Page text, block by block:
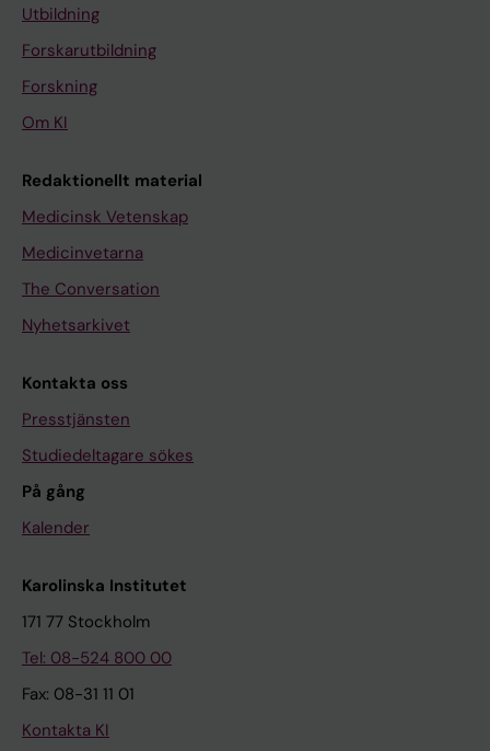
Utbildning
Forskarutbildning
Forskning
Om KI
Redaktionellt material
Medicinsk Vetenskap
Medicinvetarna
The Conversation
Nyhetsarkivet
Kontakta oss
Presstjänsten
Studiedeltagare sökes
På gång
Kalender
Karolinska Institutet
171 77 Stockholm
Tel: 08-524 800 00
Fax: 08-31 11 01
Kontakta KI